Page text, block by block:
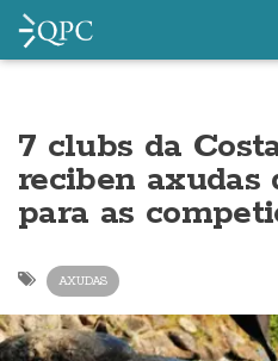
7 clubs da
reciben axudas
para as
AXUDAS